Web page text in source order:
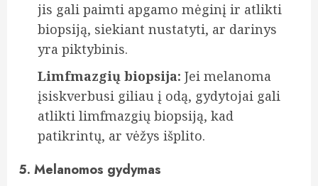
jis gali paimti apgamo mėginį ir atlikti
biopsiją, siekiant nustatyti, ar darinys
yra piktybinis.
Limfmazgių biopsija: Jei melanoma
įsiskverbusi giliau į odą, gydytojai gali
atlikti limfmazgių biopsiją, kad
patikrintų, ar vėžys išplito.
5. Melanomos gydymas